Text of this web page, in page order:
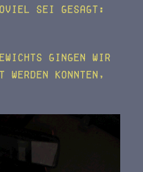
sei gesagt:
gingen wir
konnten,